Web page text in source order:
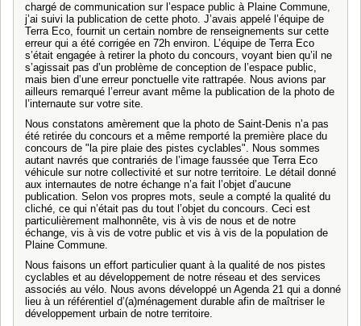
chargé de communication sur l’espace public à Plaine Commune,
j’ai suivi la publication de cette photo. J’avais appelé l’équipe de
Terra Eco, fournit un certain nombre de renseignements sur cette
erreur qui a été corrigée en 72h environ. L’équipe de Terra Eco
s’était engagée à retirer la photo du concours, voyant bien qu’il ne
s’agissait pas d’un problème de conception de l’espace public,
mais bien d’une erreur ponctuelle vite rattrapée. Nous avions par
ailleurs remarqué l’erreur avant même la publication de la photo de
l’internaute sur votre site.
Nous constatons amèrement que la photo de Saint-Denis n’a pas
été retirée du concours et a même remporté la première place du
concours de "la pire plaie des pistes cyclables". Nous sommes
autant navrés que contrariés de l’image faussée que Terra Eco
véhicule sur notre collectivité et sur notre territoire. Le détail donné
aux internautes de notre échange n’a fait l’objet d’aucune
publication. Selon vos propres mots, seule a compté la qualité du
cliché, ce qui n’était pas du tout l’objet du concours. Ceci est
particulièrement malhonnête, vis à vis de nous et de notre
échange, vis à vis de votre public et vis à vis de la population de
Plaine Commune.
Nous faisons un effort particulier quant à la qualité de nos pistes
cyclables et au développement de notre réseau et des services
associés au vélo. Nous avons développé un Agenda 21 qui a donné
lieu à un référentiel d’(a)ménagement durable afin de maîtriser le
développement urbain de notre territoire.